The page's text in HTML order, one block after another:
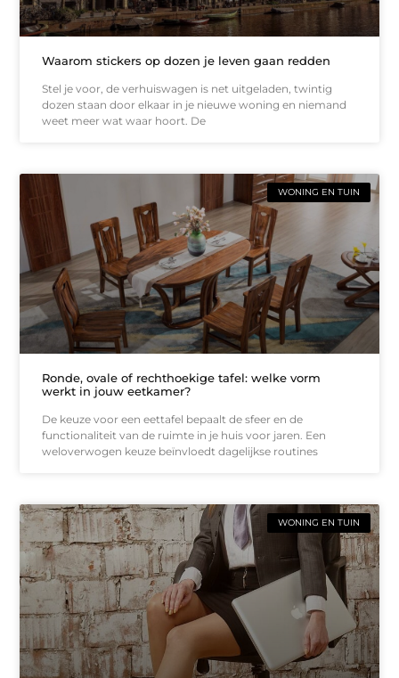
Waarom stickers op dozen je leven gaan redden
Stel je voor, de verhuiswagen is net uitgeladen, twintig
dozen staan door elkaar in je nieuwe woning en niemand
weet meer wat waar hoort. De
WONING EN TUIN
Ronde, ovale of rechthoekige tafel: welke vorm
werkt in jouw eetkamer?
De keuze voor een eettafel bepaalt de sfeer en de
functionaliteit van de ruimte in je huis voor jaren. Een
weloverwogen keuze beïnvloedt dagelijkse routines
WONING EN TUIN